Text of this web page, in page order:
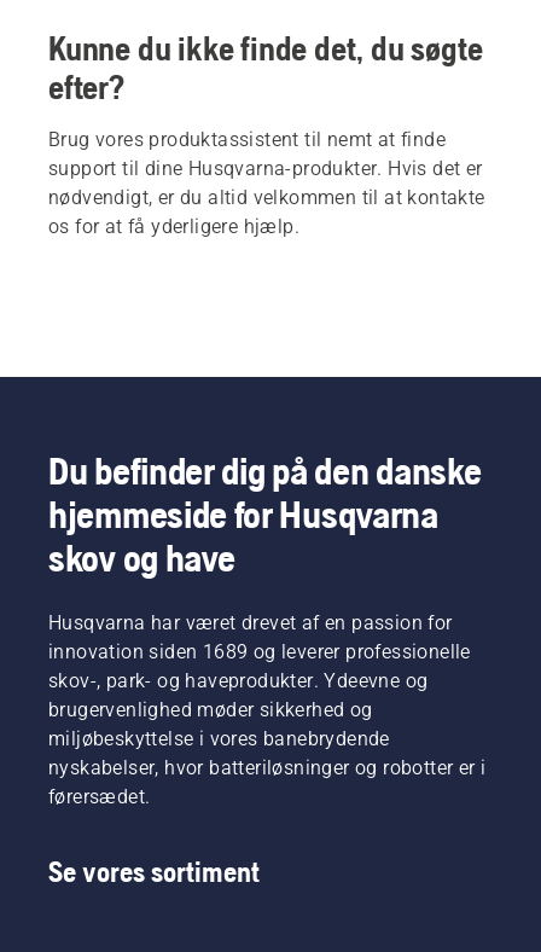
Kunne du ikke finde det, du søgte
efter?
Brug vores produktassistent til nemt at finde
support til dine Husqvarna-produkter. Hvis det er
nødvendigt, er du altid velkommen til at kontakte
os for at få yderligere hjælp.
Du befinder dig på den danske
hjemmeside for Husqvarna
skov og have
Husqvarna har været drevet af en passion for
innovation siden 1689 og leverer professionelle
skov-, park- og haveprodukter. Ydeevne og
brugervenlighed møder sikkerhed og
miljøbeskyttelse i vores banebrydende
nyskabelser, hvor batteriløsninger og robotter er i
førersædet.
Se vores sortiment